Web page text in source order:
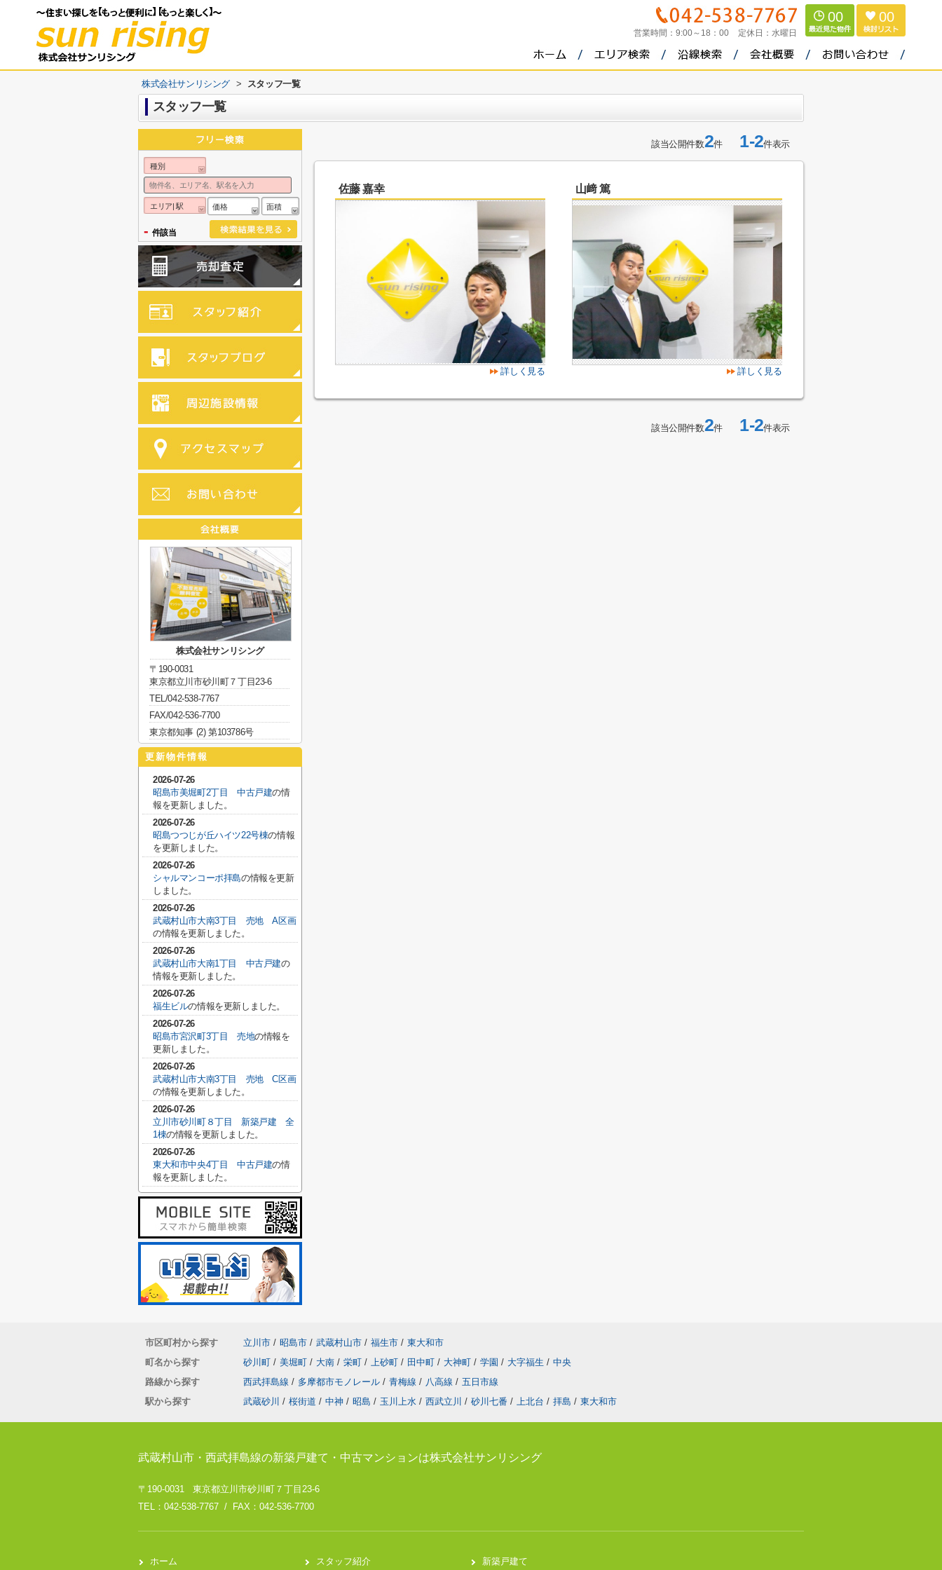
営業時間： 9:00～18：00 定休日： 水曜日
00 00
株式会社サンリシング > スタッフ一覧
スタッフ一覧
該当公開件数2件1-2件表示
佐藤 嘉幸
詳しく見る
山﨑 篤
詳しく見る
該当公開件数2件1-2件表示
種別
エリア| 駅 価格 面積
- 件該当
株式会社サンリシング
〒190-0031
東京都立川市砂川町７丁目23-6
TEL/042-538-7767
FAX/042-536-7700
東京都知事 (2) 第103786号
更新物件情報
2026-07-26
昭島市美堀町2丁目 中古戸建の情
報を更新しました。
2026-07-26
昭島つつじが丘ハイツ22号棟の情報
を更新しました。
2026-07-26
シャルマンコーポ拝島の情報を更新
しました。
2026-07-26
武蔵村山市大南3丁目 売地 A区画
の情報を更新しました。
2026-07-26
武蔵村山市大南1丁目 中古戸建の
情報を更新しました。
2026-07-26
福生ビルの情報を更新しました。
2026-07-26
昭島市宮沢町3丁目 売地の情報を
更新しました。
2026-07-26
武蔵村山市大南3丁目 売地 C区画
の情報を更新しました。
2026-07-26
立川市砂川町８丁目 新築戸建 全
1棟の情報を更新しました。
2026-07-26
東大和市中央4丁目 中古戸建の情
報を更新しました。
市区町村から探す 立川市 / 昭島市 / 武蔵村山市 / 福生市 / 東大和市
町名から探す
砂川町 / 美堀町 / 大南 / 栄町 / 上砂町 / 田中町 / 大神町 / 学園 / 大字福生 / 中央
路線から探す
西武拝島線 / 多摩都市モノレール / 青梅線 / 八高線 / 五日市線
駅から探す
武蔵砂川 / 桜街道 / 中神 / 昭島 / 玉川上水 / 西武立川 / 砂川七番 / 上北台 / 拝島 / 東大和市
武蔵村山市・西武拝島線の新築戸建て・中古マンションは株式会社サンリシング
〒190-0031 東京都立川市砂川町７丁目23-6
TEL：042-538-7767 / FAX：042-536-7700
ホーム スタッフ紹介 新築戸建て